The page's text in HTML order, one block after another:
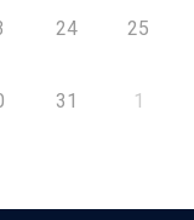
24 25
31 1